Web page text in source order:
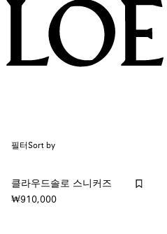
필터Sort by
클라우드솔로 스니커즈
₩910,000